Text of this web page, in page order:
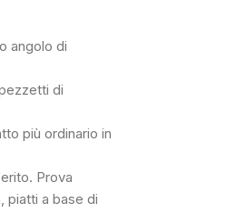
angolo di
di
più ordinario in
Prova
piatti a base di